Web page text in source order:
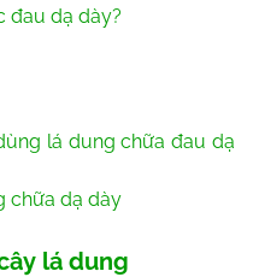
đau dạ dày?
lá dung chữa đau dạ
chữa dạ dày
lá dung